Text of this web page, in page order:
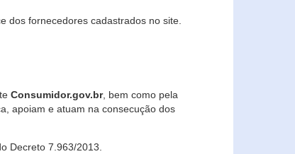
dos fornecedores cadastrados no site.
Consumidor.gov.br, bem como pela
apoiam e atuam na consecução dos
Decreto 7.963/2013.